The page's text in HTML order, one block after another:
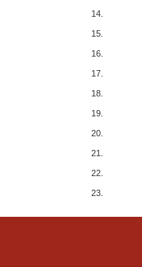
14.
15.
16.
17.
18.
19.
20.
21.
22.
23.